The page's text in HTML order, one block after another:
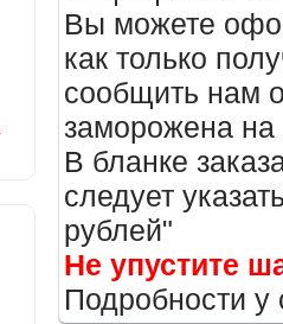
Вы можете
как только
сообщить нам
заморожена
В бланке
следует
рублей"
Не упустите
Подробности